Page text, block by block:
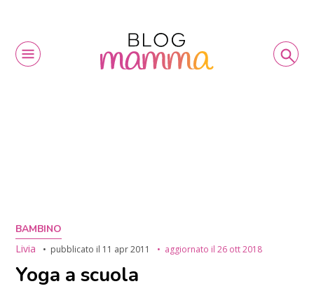
BAMBINO
Livia
pubblicato il 11 apr 2011 aggiornato il26 ott 2018
Yoga a scuola